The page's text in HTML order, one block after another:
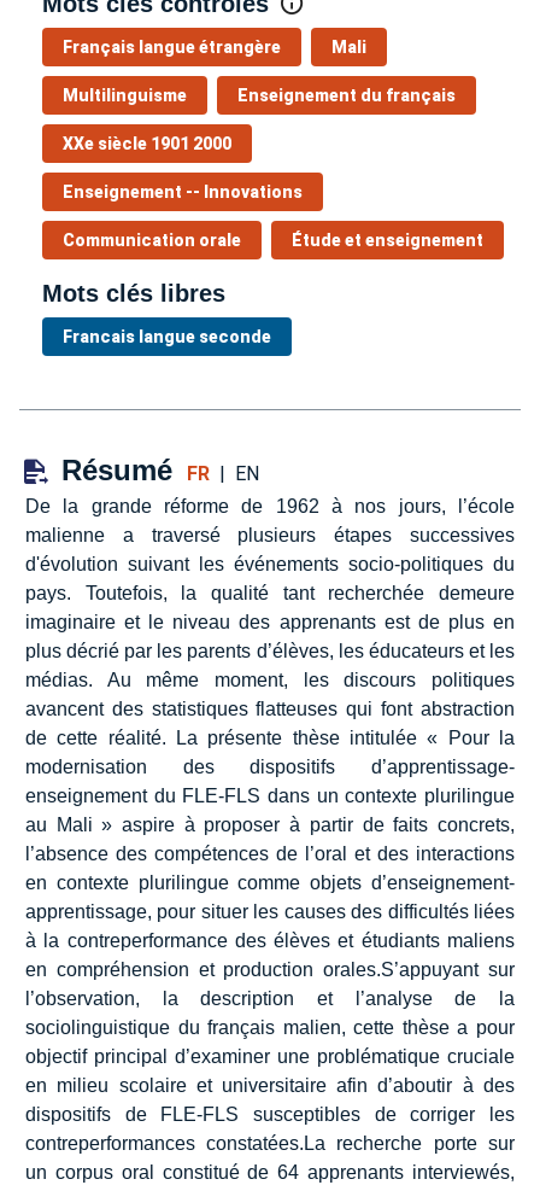
Français langue étrangère Mali
Multilinguisme Enseignement du français
XXe siècle 1901 2000
Enseignement -- Innovations
Communication orale Étude et enseignement
Mots clés libres
Francais langue seconde
Résumé FR | EN
De la grande réforme de 1962 à nos jours, l’école
malienne a traversé plusieurs étapes successives
d'évolution suivant les événements socio-politiques du
pays. Toutefois, la qualité tant recherchée demeure
imaginaire et le niveau des apprenants est de plus en
plus décrié par les parents d’élèves, les éducateurs et les
médias. Au même moment, les discours politiques
avancent des statistiques flatteuses qui font abstraction
de cette réalité. La présente thèse intitulée « Pour la
modernisation des dispositifs d’apprentissage-
enseignement du FLE-FLS dans un contexte plurilingue
au Mali » aspire à proposer à partir de faits concrets,
l’absence des compétences de l’oral et des interactions
en contexte plurilingue comme objets d’enseignement-
apprentissage, pour situer les causes des difficultés liées
à la contreperformance des élèves et étudiants maliens
en compréhension et production orales.S’appuyant sur
l’observation, la description et l’analyse de la
sociolinguistique du français malien, cette thèse a pour
objectif principal d’examiner une problématique cruciale
en milieu scolaire et universitaire afin d’aboutir à des
dispositifs de FLE-FLS susceptibles de corriger les
contreperformances constatées.La recherche porte sur
un corpus oral constitué de 64 apprenants interviewés,